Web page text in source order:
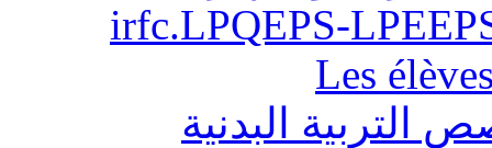
Les
التربية البدنية